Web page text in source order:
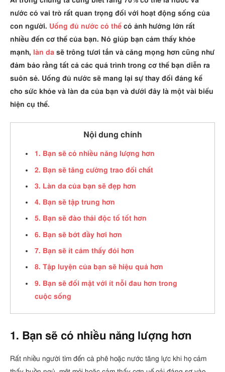
nước có vai trò rất quan trọng đối với hoạt động sống của
con người. Uống đủ nước có thể có ảnh hưởng lớn rất
nhiều đến cơ thể của bạn. Nó giúp bạn cảm thấy khỏe
mạnh, làn da sẽ trông tươi tắn và căng mọng hơn cũng như
đảm bảo rằng tất cả các quá trình trong cơ thể bạn diễn ra
suôn sẻ. Uống đủ nước sẽ mang lại sự thay đổi đáng kể
cho sức khỏe và làn da của bạn và dưới đây là một vài biểu
hiện cụ thể.
Nội dung chính
1. Bạn sẽ có nhiều năng lượng hơn
2. Bạn sẽ tăng cường trao đổi chất
3. Làn da của bạn sẽ đẹp hơn
4. Bạn sẽ tập trung hơn
5. Bạn sẽ đào thải độc tố tốt hơn
6. Bạn sẽ bớt đầy hơi hơn
7. Bạn sẽ ít cảm thấy đói hơn
8. Tập luyện của bạn sẽ hiệu quả hơn
9. Bạn sẽ đối mặt với ít nỗi đau hơn trong
cuộc sống
1. Bạn sẽ có nhiều năng lượng hơn
Rất nhiều người tìm đến cà phê hoặc nước tăng lực khi họ cảm